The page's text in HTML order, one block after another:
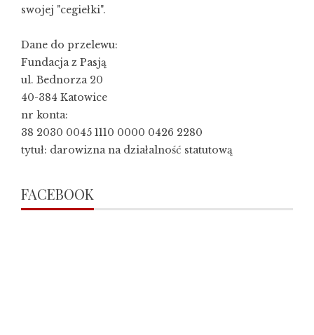
swojej "cegiełki".
Dane do przelewu:
Fundacja z Pasją
ul. Bednorza 20
40-384 Katowice
nr konta:
38 2030 0045 1110 0000 0426 2280
tytuł: darowizna na działalność statutową
FACEBOOK